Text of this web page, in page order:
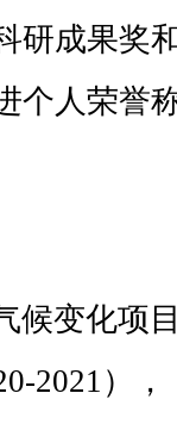
研成果奖
个人荣誉
候变化项
2021）